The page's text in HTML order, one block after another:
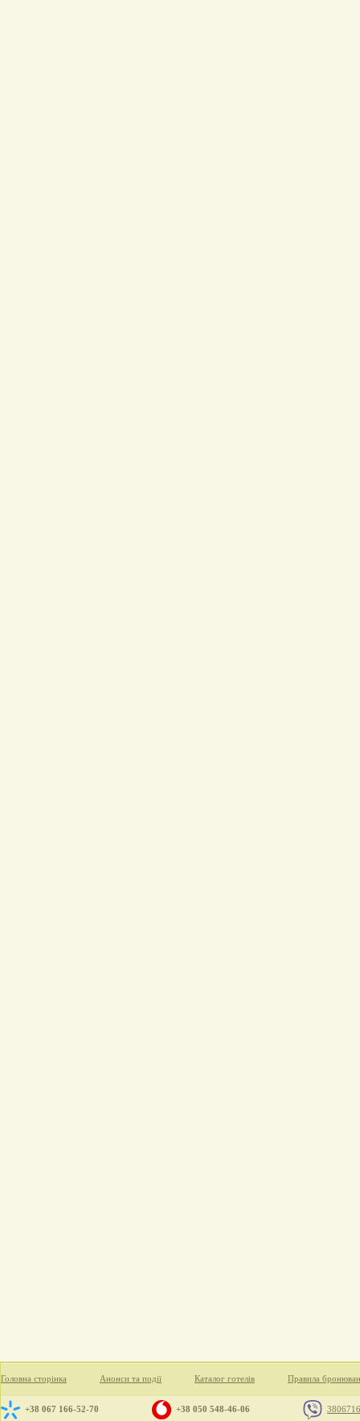
Головна сторінка Анонси та події Каталог готелів Правила
+38 067 166-52-70 +38 050 548-46-06